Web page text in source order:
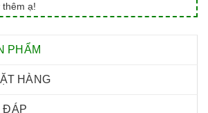
ạ!
PHẨM
HÀNG
ĐÁP